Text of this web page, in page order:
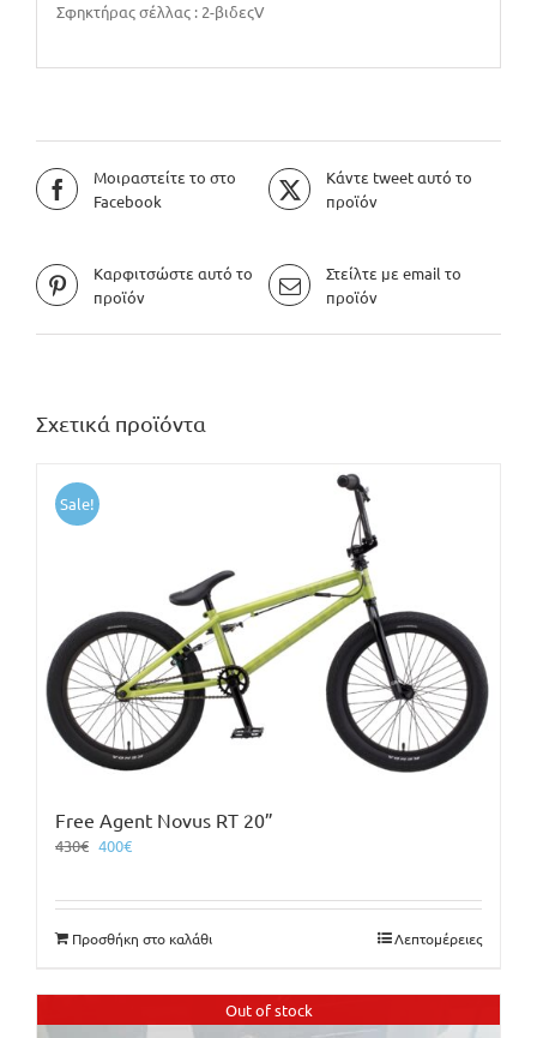
Σφηκτήρας σέλλας : 2-βιδεςV
Μοιραστείτε το στο
Facebook
Κάντε tweet αυτό το
προϊόν
Καρφιτσώστε αυτό το
προϊόν
Στείλτε με email το
προϊόν
Σχετικά προϊόντα
Sale!
Free Agent Novus RT 20”
430€ Original
430€.
400€Η
είναι:
400€.
Προσθήκη στο καλάθι Λεπτομέρειες
Out of stock